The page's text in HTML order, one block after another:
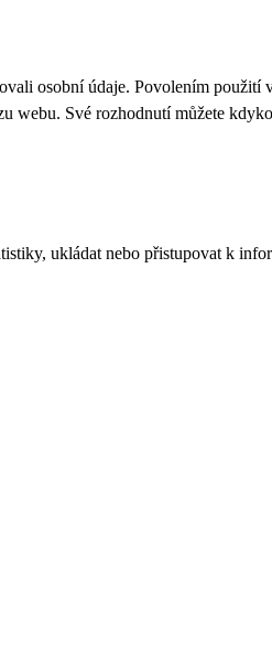
osobní údaje. Povolením použití
webu. Své rozhodnutí můžete
ukládat nebo přistupovat k